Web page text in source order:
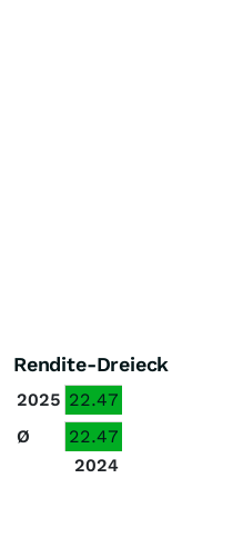
Rendite-Dreieck
2025 22.47
Ø
22.47
2024